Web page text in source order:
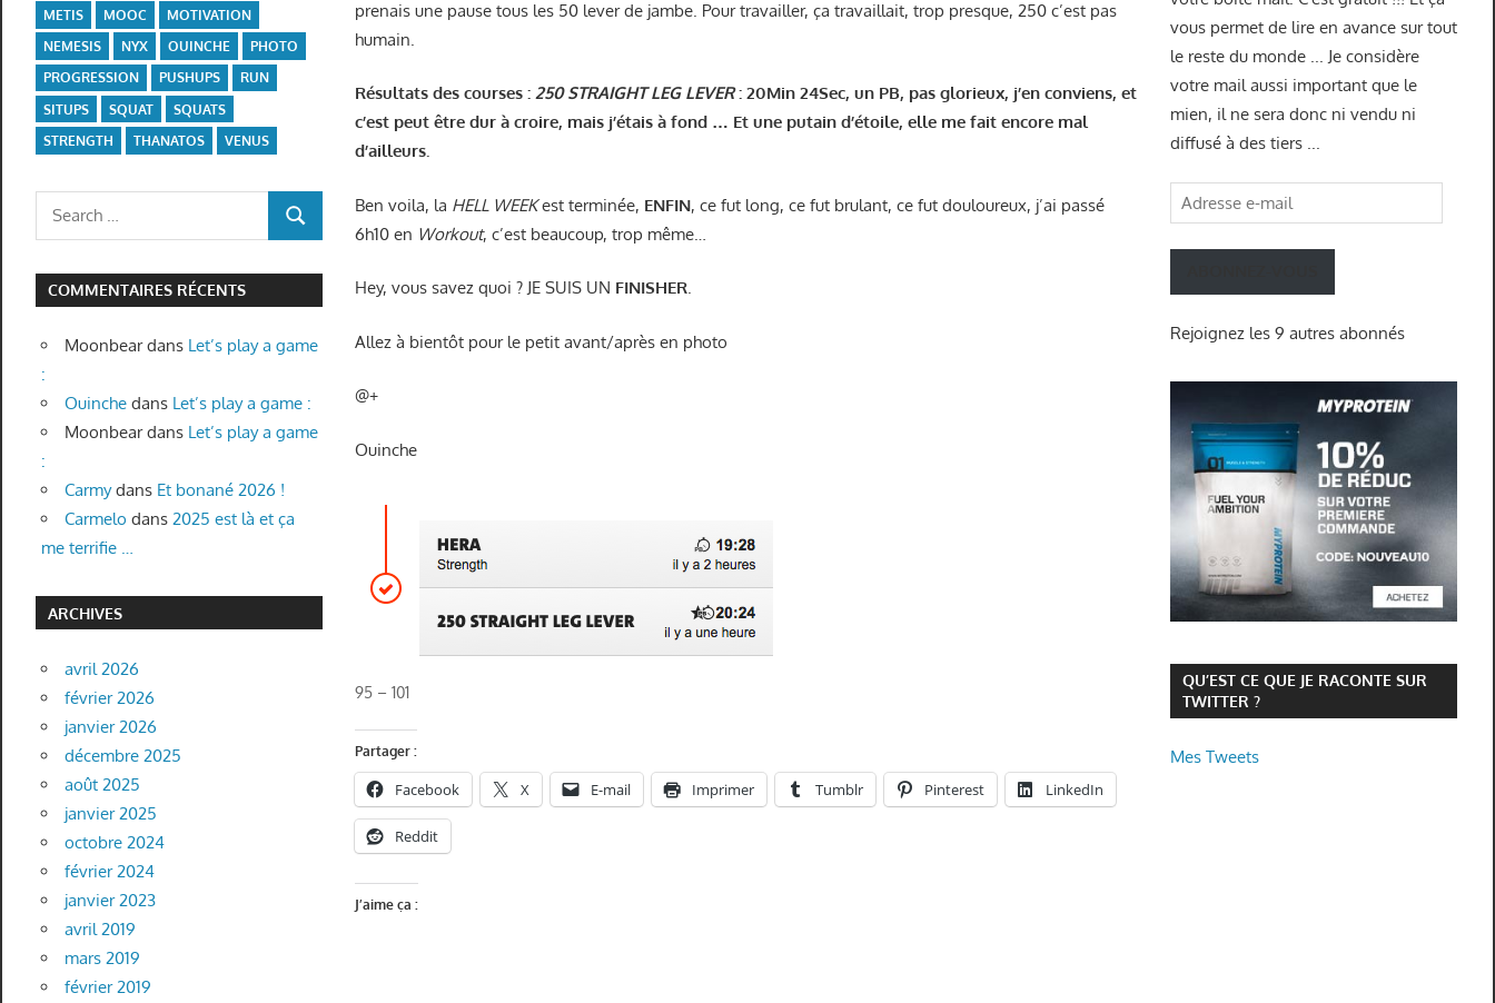
prenais une pause tous les 50 lever de jambe. Pour travailler, ça travaillait, trop presque, 250 c’est pas
humain.
Résultats des courses :250 STRAIGHT LEG LEVER: 20Min 24Sec, un PB, pas glorieux, j’en conviens, et
c’est peut être dur à croire, mais j’étais à fond … Et une putain d’étoile, elle me fait encore mal
d’ailleurs.
Ben voila, la HELL WEEKest terminée, ENFIN, ce fut long, ce fut brulant, ce fut douloureux, j’ai passé
6h10 en Workout, c’est beaucoup, trop même…
Hey, vous savez quoi ? JE SUIS UN FINISHER.
Allez à bientôt pour le petit avant/après en photo
@+
Ouinche
95 – 101
Partager :
Facebook X E-mail Imprimer Tumblr Pinterest LinkedIn
Reddit
J’aime ça :
METIS
MOOC
MOTIVATION
NEMESIS
NYX OUINCHE
PHOTO
PROGRESSION
PUSHUPS
RUN
SITUPS
SQUAT
SQUATS
STRENGTH
THANATOS VENUS
Search
SEARCH
COMMENTAIRES RÉCENTS
Moonbeardans Let’s play a game
:
Ouinchedans Let’s play a game :
Moonbeardans Let’s play a game
:
Carmydans Et bonané 2026 !
Carmelo dans 2025 est là et ça
me terrifie …
ARCHIVES
avril 2026
février 2026
janvier 2026
décembre 2025
août 2025
janvier 2025
octobre 2024
février 2024
janvier 2023
avril 2019
mars 2019
février 2019
vous permet de lire en avance sur tout
le reste du monde ... Je considère
votre mail aussi important que le
mien, il ne sera donc ni vendu ni
diffusé à des tiers ...
Adresse
e-
mail
Rejoignez les 9 autres abonnés
QU’EST CE QUE JE RACONTE SUR
TWITTER ?
Mes Tweets